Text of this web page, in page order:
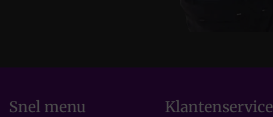
Snel menu Klantenservice